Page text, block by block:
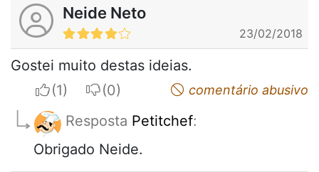
Neide Neto
23/02/2018
Gostei muito destas ideias.
I apreciateI do not appreciatecomentário abusivo
Resposta Petitchef:
Obrigado Neide.